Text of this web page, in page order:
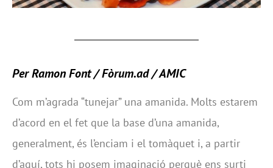
Per Ramon Font /Fòrum.ad/ AMIC
Com m’agrada “tunejar” una amanida. Molts estarem
d’acord en el fet que la base d’una amanida,
generalment, és l’enciam i el tomàquet i, a partir
d’aquí, tots hi posem imaginació perquè ens surti